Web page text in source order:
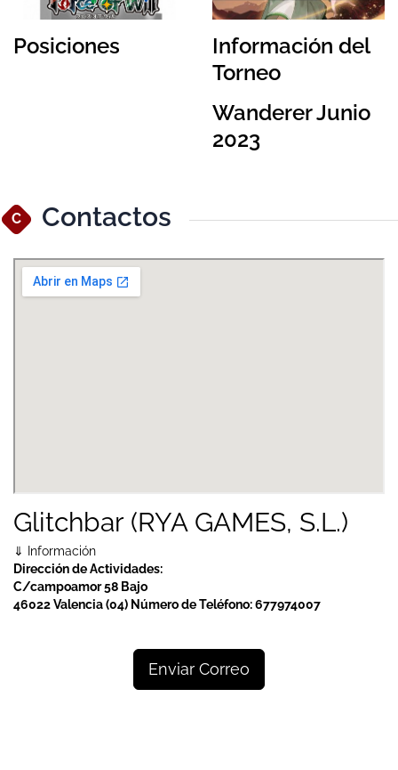
Posiciones
Información del
Torneo
Wanderer Junio
2023
C Contactos
Glitchbar (RYA GAMES, S.L.)
⇓ Información
Dirección de Actividades:
C/campoamor 58 Bajo
46022 Valencia (04) Número de Teléfono:677974007
Enviar Correo